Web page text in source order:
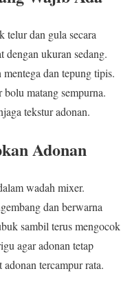
dan gula secara
dengan ukuran sedang.
dan tepung tipis.
matang sempurna.
tekstur adonan.
Adonan
wadah mixer.
dan berwarna
sambil terus mengocok
agar adonan tetap
tercampur rata.